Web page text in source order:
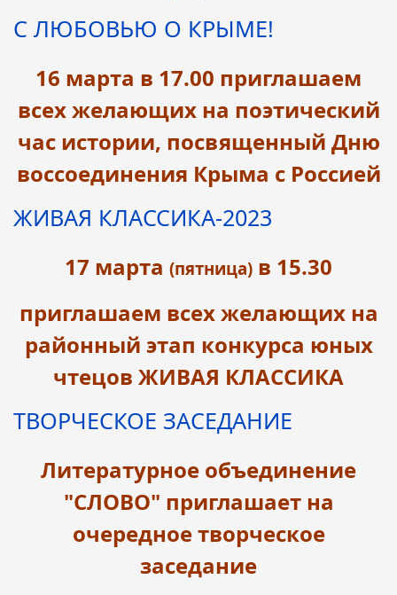
С ЛЮБОВЬЮ О КРЫМЕ!
16 марта в 17.00 приглашаем
всех желающих на поэтический
час истории, посвященный Дню
воссоединения Крыма с Россией
ЖИВАЯ КЛАССИКА-2023
17 марта (пятница) в 15.30
приглашаем всех желающих на
районный этап конкурса юных
чтецов ЖИВАЯ КЛАССИКА
ТВОРЧЕСКОЕ ЗАСЕДАНИЕ
Литературное объединение
"СЛОВО" приглашает на
очередное творческое
заседание